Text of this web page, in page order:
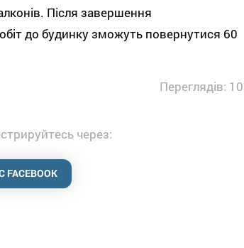
Після завершення
до будинку зможуть повернутися 60
Переглядів:
через: